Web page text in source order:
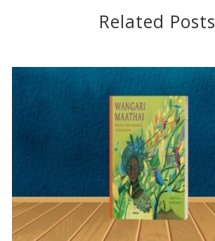
Related Posts